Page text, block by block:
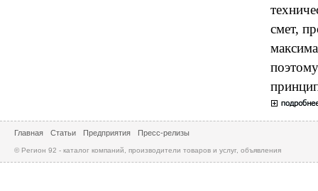
смет,
Главная Статьи Предприятия Пресс-релизы
© Регион 92 - каталог компаний, производители товаров и услуг, объявления